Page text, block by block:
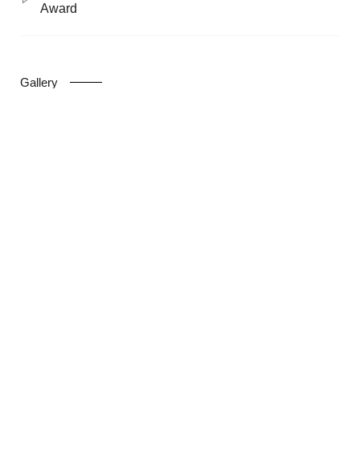
Award
Gallery